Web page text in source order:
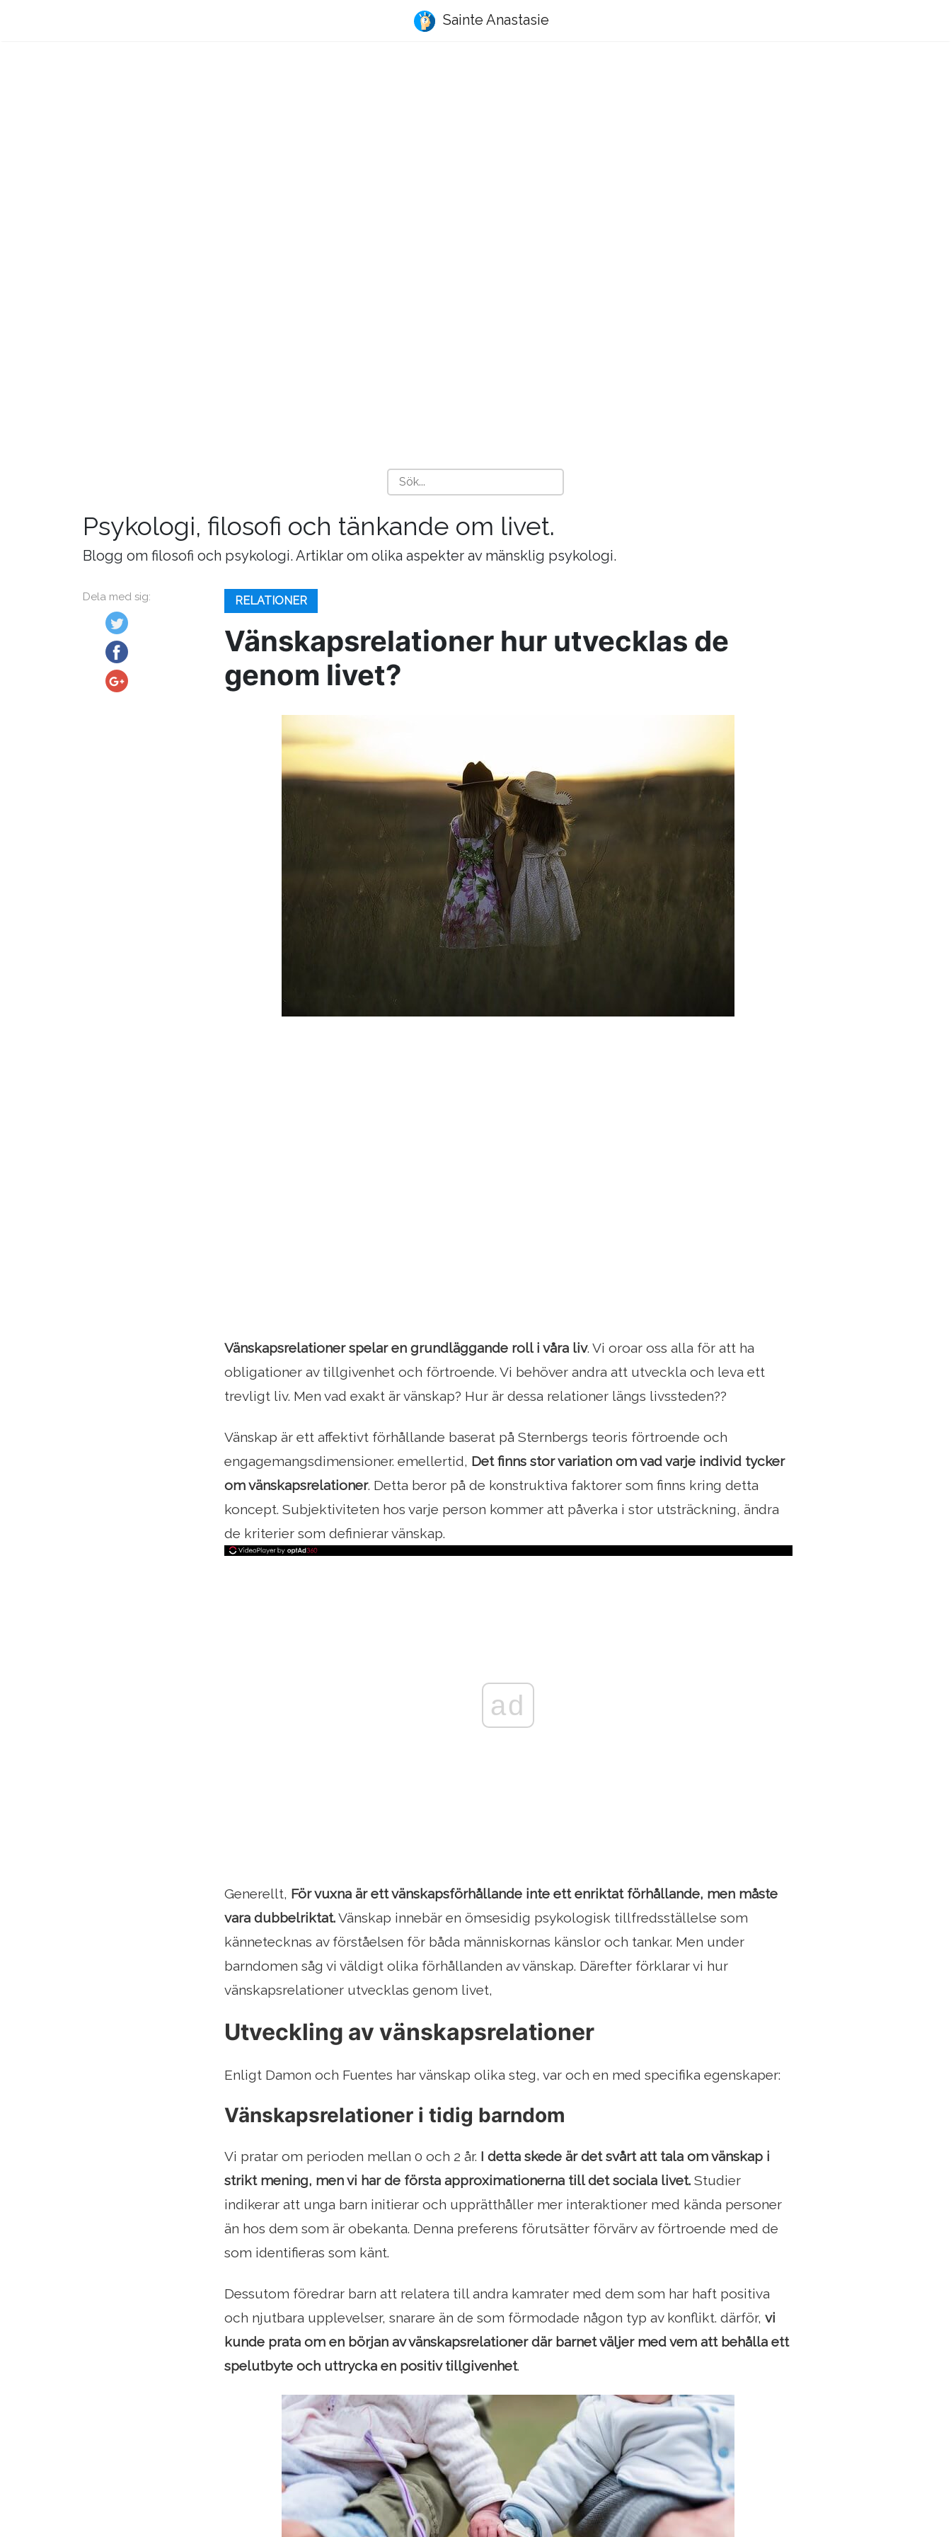
Sainte Anastasie
Psykologi, filosofi och tänkande om livet.
Blogg om filosofi och psykologi. Artiklar om olika aspekter av mänsklig psykologi.
Dela med sig: RELATIONER
Vänskapsrelationer hur utvecklas de
genom livet?
Vänskapsrelationer spelar en grundläggande roll i våra liv. Vi oroar oss alla för att ha
obligationer av tillgivenhet och förtroende. Vi behöver andra att utveckla och leva ett
trevligt liv. Men vad exakt är vänskap? Hur är dessa relationer längs livssteden??
Vänskap är ett affektivt förhållande baserat på Sternbergs teoris förtroende och
engagemangsdimensioner. emellertid, Det finns stor variation om vad varje individ tycker
om vänskapsrelationer. Detta beror på de konstruktiva faktorer som finns kring detta
koncept. Subjektiviteten hos varje person kommer att påverka i stor utsträckning, ändra
de kriterier som definierar vänskap.
ad
Generellt, För vuxna är ett vänskapsförhållande inte ett enriktat förhållande, men måste
vara dubbelriktat.Vänskap innebär en ömsesidig psykologisk tillfredsställelse som
kännetecknas av förståelsen för båda människornas känslor och tankar. Men under
barndomen såg vi väldigt olika förhållanden av vänskap. Därefter förklarar vi hur
vänskapsrelationer utvecklas genom livet,
Utveckling av vänskapsrelationer
Enligt Damon och Fuentes har vänskap olika steg, var och en med specifika egenskaper:
Vänskapsrelationer i tidig barndom
Vi pratar om perioden mellan 0 och 2 år. I detta skede är det svårt att tala om vänskap i
strikt mening, men vi har de första approximationerna till det sociala livet. Studier
indikerar att unga barn initierar och upprätthåller mer interaktioner med kända personer
än hos dem som är obekanta. Denna preferens förutsätter förvärv av förtroende med de
som identifieras som känt.
Dessutom föredrar barn att relatera till andra kamrater med dem som har haft positiva
och njutbara upplevelser, snarare än de som förmodade någon typ av konflikt. därför, vi
kunde prata om en början av vänskapsrelationer där barnet väljer med vem att behålla ett
spelutbyte och uttrycka en positiv tillgivenhet.